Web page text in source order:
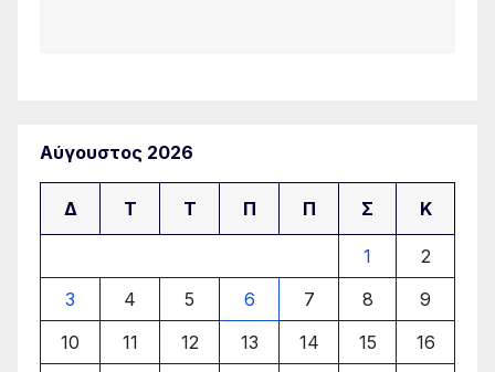
Αύγουστος 2026
Δ Τ Τ Π Π Σ Κ
1
2
3
4 5 6 7 8
9
10
11 12 13 14 15
16